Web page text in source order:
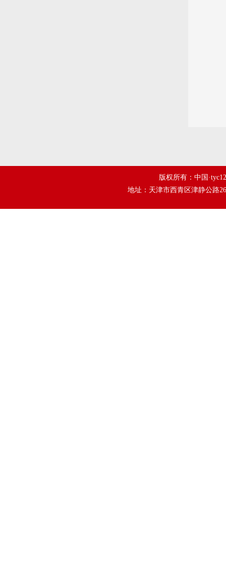
版权所有：中国
地址：天津市西青区津静公路